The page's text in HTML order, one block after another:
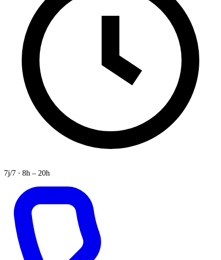
7j/7 · 8h – 20h